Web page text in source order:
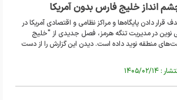
انداز خلیج فارس بدون آمریکا
قرار دادن پایگاه‌ها و مراکز نظامی و اقتصادی آمریکا در
نوین در مدیریت تنگه هرمز، فصل جدیدی از "خلیج
منطقه نوید داده است. دیدن این گزارش را از دست